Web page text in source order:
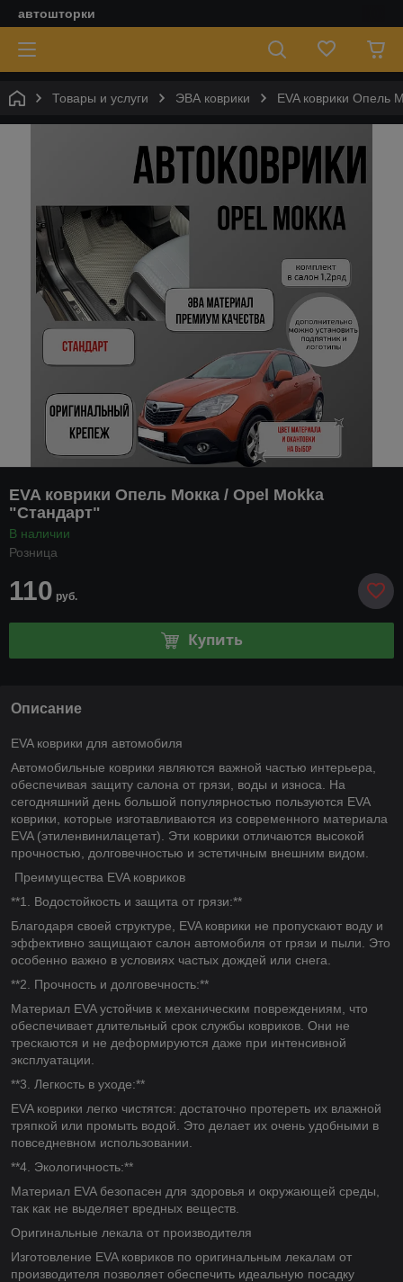
автошторки
Товары и услуги ЭВА коврики EVA коврики Опель
EVA коврики Опель Мокка / Opel Mokka
"Стандарт"
В наличии
Розница
110 руб.
Купить
Описание
EVA коврики для автомобиля
Автомобильные коврики являются важной частью интерьера,
обеспечивая защиту салона от грязи, воды и износа. На
сегодняшний день большой популярностью пользуются EVA
коврики, которые изготавливаются из современного материала
EVA (этиленвинилацетат). Эти коврики отличаются высокой
прочностью, долговечностью и эстетичным внешним видом.
Преимущества EVA ковриков
**1. Водостойкость и защита от грязи:**
Благодаря своей структуре, EVA коврики не пропускают воду и
эффективно защищают салон автомобиля от грязи и пыли. Это
особенно важно в условиях частых дождей или снега.
**2. Прочность и долговечность:**
Материал EVA устойчив к механическим повреждениям, что
обеспечивает длительный срок службы ковриков. Они не
трескаются и не деформируются даже при интенсивной
эксплуатации.
**3. Легкость в уходе:**
EVA коврики легко чистятся: достаточно протереть их влажной
тряпкой или промыть водой. Это делает их очень удобными в
повседневном использовании.
**4. Экологичность:**
Материал EVA безопасен для здоровья и окружающей среды,
так как не выделяет вредных веществ.
Оригинальные лекала от производителя
Изготовление EVA ковриков по оригинальным лекалам от
производителя позволяет обеспечить идеальную посадку